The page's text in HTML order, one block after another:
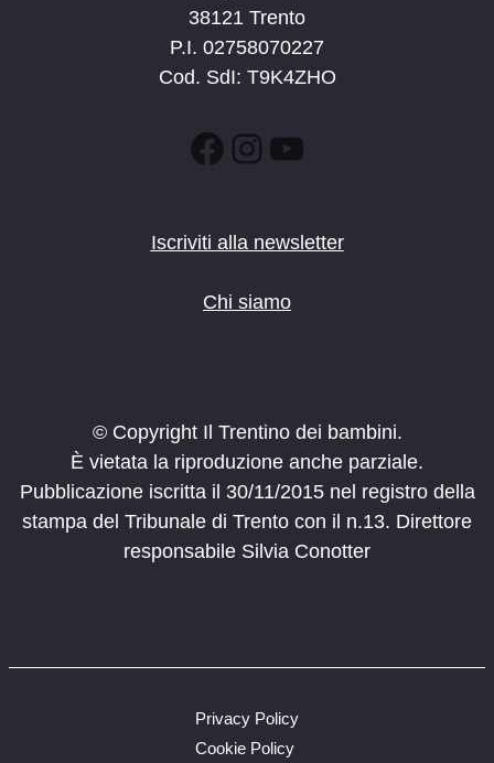
38121 Trento
P.I. 02758070227
Cod. SdI: T9K4ZHO
Facebook
Instagram
YouTube
Iscriviti alla newsletter
Chi siamo
© Copyright Il Trentino dei bambini.
È vietata la riproduzione anche parziale.
Pubblicazione iscritta il 30/11/2015 nel registro della
stampa del Tribunale di Trento con il n.13. Direttore
responsabile Silvia Conotter
Privacy Policy
Cookie Policy